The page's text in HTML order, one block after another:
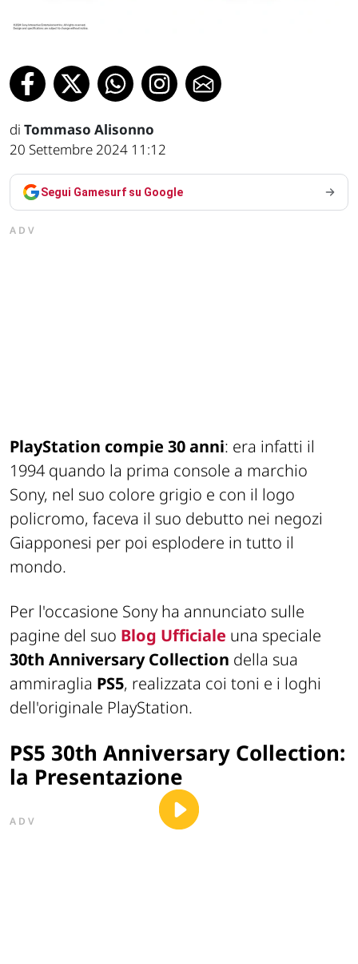
di Tommaso Alisonno
20 Settembre 2024 11:12
Segui Gamesurf su Google
ADV
PlayStation compie 30 anni: era infatti il
1994 quando la prima console a marchio
Sony, nel suo colore grigio e con il logo
policromo, faceva il suo debutto nei negozi
Giapponesi per poi esplodere in tutto il
mondo.
Per l'occasione Sony ha annunciato sulle
pagine del suo Blog Ufficiale una speciale
30th Anniversary Collection della sua
ammiraglia PS5, realizzata coi toni e i loghi
dell'originale PlayStation.
PS5 30th Anniversary Collection:
la Presentazione
ADV